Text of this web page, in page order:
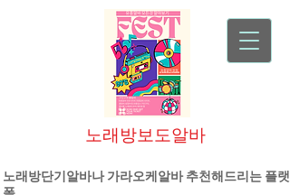
노래방보도알바
노래방단기알바나 가라오케알바 추천해드리는 플랫